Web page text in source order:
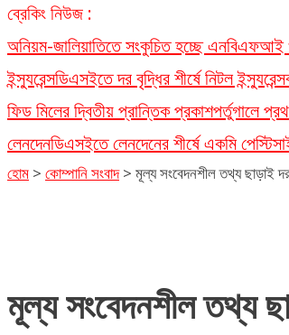
ব্রেকিং নিউজ :
অনিয়ম-জালিয়াতিতে সংকুচিত হচ্ছে এনবিএফআই
ইন্স্যুরেন্সডিএসইতে দর বৃদ্ধির শীর্ষে নিটল ইন্স্যুরেন্স
ফিড মিলের দ্বিতীয় প্রান্তিক প্রকাশপর্তুগালে
লেনদেনডিএসইতে লেনদেনের শীর্ষে একমি
হোম > কোম্পানি সংবাদ > মূল্য সংবেদনশীল তথ্য ছাড়াই
মূল্য সংবেদনশীল তথ্য